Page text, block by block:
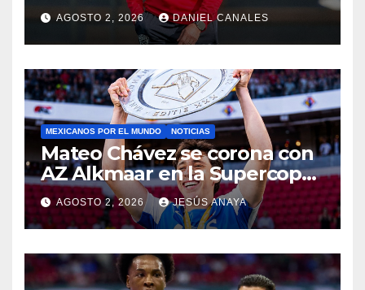
Caixinha
AGOSTO 2, 2026 DANIEL CANALES
MEXICANOS POR EL MUNDO NOTICIAS
Mateo Chávez se corona con
AZ Alkmaar en la Supercopa
de Países Bajos
AGOSTO 2, 2026 JESÚS ANAYA